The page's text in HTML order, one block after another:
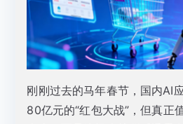
刚刚过去的马年春节，国内AI
80亿元的“红包大战”，但真正